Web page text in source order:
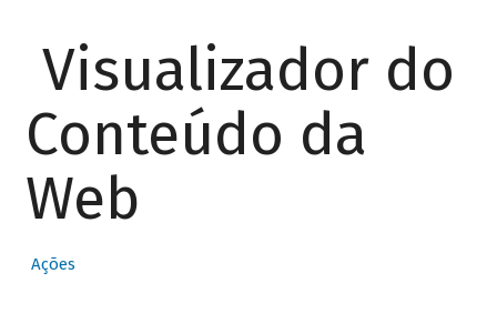
Visualizador do
Conteúdo da
Web
Ações